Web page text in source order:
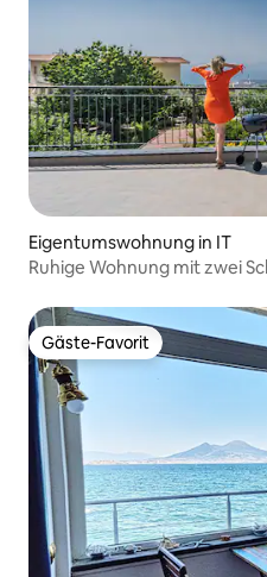
Eigentumswohnung in IT
Ruhige Wohnung mit zwei
Gäste-Favorit
Gäste-Favorit